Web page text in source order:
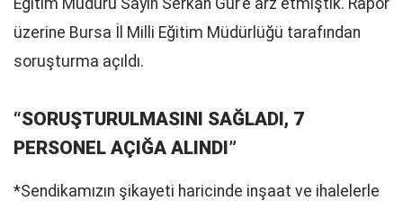
Eğitim Müdürü Sayın Serkan Gür’e arz etmiştik. Rapor
üzerine Bursa İl Milli Eğitim Müdürlüğü tarafından
soruşturma açıldı.
“SORUŞTURULMASINI SAĞLADI, 7
PERSONEL AÇIĞA ALINDI”
*Sendikamızın şikayeti haricinde inşaat ve ihalelerle